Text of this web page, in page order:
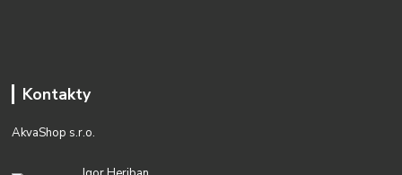
Kontakty
AkvaShop s.r.o.